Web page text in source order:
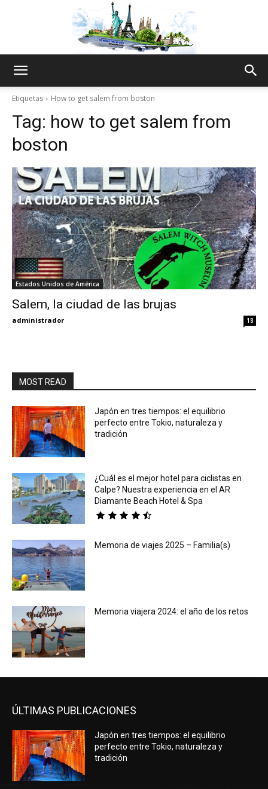
Thru
My
Etiquetas How to get salem from boston
Tag: how to get salem from
boston
Estados Unidos de América
Salem, la ciudad de las brujas
administrador 18
MOST READ
Japón en tres tiempos: el equilibrio
perfecto entre Tokio, naturaleza y
tradición
¿Cuál es el mejor hotel para ciclistas en
Calpe? Nuestra experiencia en el AR
Diamante Beach Hotel & Spa
Memoria de viajes 2025 – Familia(s)
Memoria viajera 2024: el año de los retos
ÚLTIMAS PUBLICACIONES
Japón en tres tiempos: el equilibrio
perfecto entre Tokio, naturaleza y
tradición